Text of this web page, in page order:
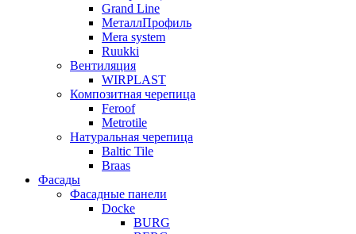
Grand Line
МеталлПрофиль
Mera system
Ruukki
Вентиляция
WIRPLAST
Композитная черепица
Feroof
Metrotile
Натуральная черепица
Baltic Tile
Braas
Фасады
Фасадные панели
Docke
BURG